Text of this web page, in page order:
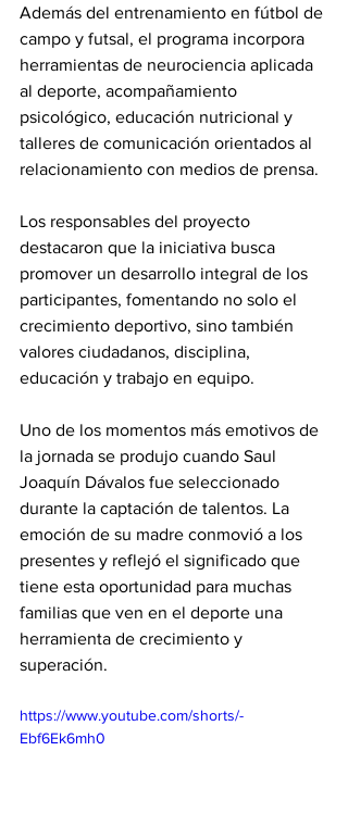
Además del entrenamiento en fútbol de
campo y futsal, el programa incorpora
herramientas de neurociencia aplicada
al deporte, acompañamiento
psicológico, educación nutricional y
talleres de comunicación orientados al
relacionamiento con medios de prensa.
Los responsables del proyecto
destacaron que la iniciativa busca
promover un desarrollo integral de los
participantes, fomentando no solo el
crecimiento deportivo, sino también
valores ciudadanos, disciplina,
educación y trabajo en equipo.
Uno de los momentos más emotivos de
la jornada se produjo cuando Saul
Joaquín Dávalos fue seleccionado
durante la captación de talentos. La
emoción de su madre conmovió a los
presentes y reflejó el significado que
tiene esta oportunidad para muchas
familias que ven en el deporte una
herramienta de crecimiento y
superación.
https://www.youtube.com/shorts/-
Ebf6Ek6mh0